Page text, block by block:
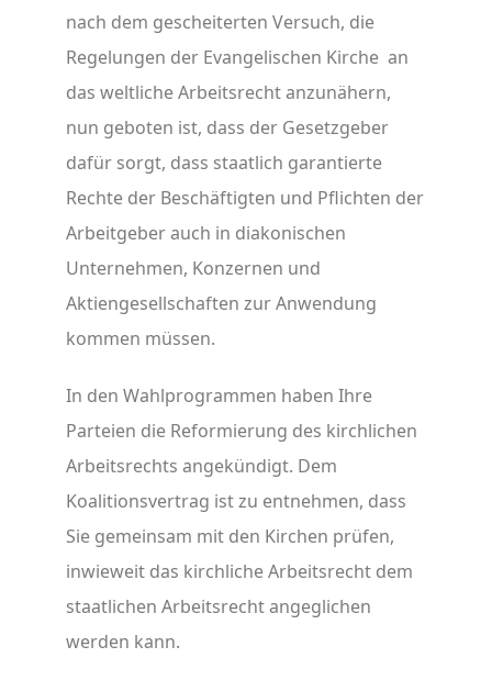
nach dem gescheiterten Versuch, die
Regelungen der Evangelischen Kirche an
das weltliche Arbeitsrecht anzunähern,
nun geboten ist, dass der Gesetzgeber
dafür sorgt, dass staatlich garantierte
Rechte der Beschäftigten und Pflichten der
Arbeitgeber auch in diakonischen
Unternehmen, Konzernen und
Aktiengesellschaften zur Anwendung
kommen müssen.
In den Wahlprogrammen haben Ihre
Parteien die Reformierung des kirchlichen
Arbeitsrechts angekündigt. Dem
Koalitionsvertrag ist zu entnehmen, dass
Sie gemeinsam mit den Kirchen prüfen,
inwieweit das kirchliche Arbeitsrecht dem
staatlichen Arbeitsrecht angeglichen
werden kann.